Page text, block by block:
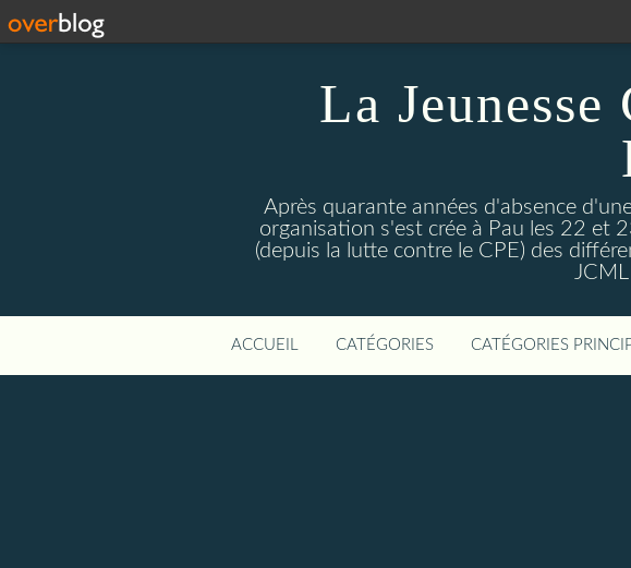
La
Après quarante années d'absence
organisation s'est crée à Pau les 22 et
(depuis la lutte contre le CPE) des
ACCUEIL CATÉGORIES CATÉGORIES